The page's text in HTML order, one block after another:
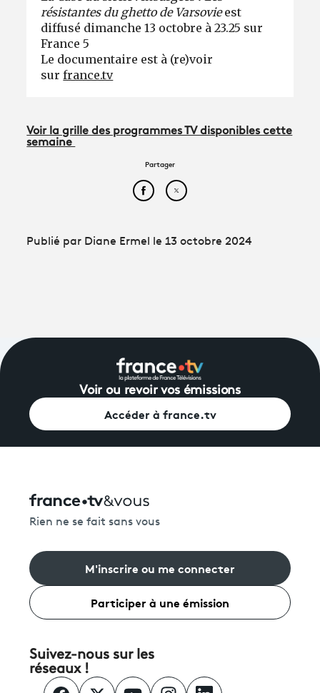
résistantes du ghetto de Varsovieest
diffusé dimanche 13 octobre à 23.25 sur
France 5
Le documentaire est à (re)voir
surfrance.tv
Voir la grille des programmes TV disponibles cette
semaine
Partager
Partager cet article sur
Partager cet article sur
Publié par Diane Ermel le 13 octobre 2024
Voir ou revoir vos émissions
Accéder à france.tv
Rien ne se fait sans vous
M'inscrire ou me connecter
Participer à une émission
Suivez-nous sur les
réseaux !